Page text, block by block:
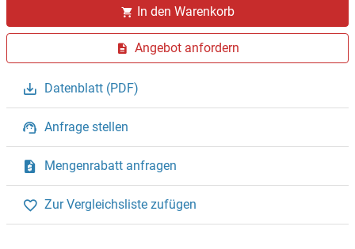
In den Warenkorb
Angebot anfordern
Datenblatt (PDF)
Anfrage stellen
Mengenrabatt anfragen
Zur Vergleichsliste zufügen